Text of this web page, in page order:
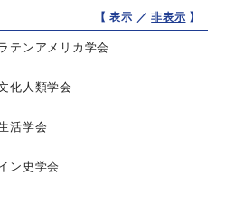
【 表示 ／非表示 】
テンアメリカ学会
化人類学会
活学会
ン史学会